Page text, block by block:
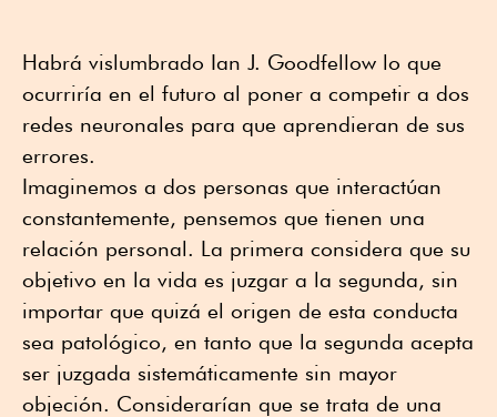
Habrá vislumbrado Ian J. Goodfellow lo que
ocurriría en el futuro al poner a competir a dos
redes neuronales para que aprendieran de sus
errores.
Imaginemos a dos personas que interactúan
constantemente, pensemos que tienen una
relación personal. La primera considera que su
objetivo en la vida es juzgar a la segunda, sin
importar que quizá el origen de esta conducta
sea patológico, en tanto que la segunda acepta
ser juzgada sistemáticamente sin mayor
objeción. Considerarían que se trata de una